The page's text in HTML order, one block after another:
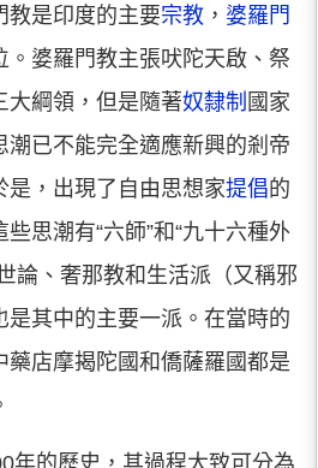
教是印度的主要宗教 ， 婆羅門
。婆羅門教主張吠陀天啟、祭
大綱領，但是隨著奴隸制 國家
潮已不能完全適應新興的剎帝
是，出現了自由思想家提倡的
思潮有“六師”和“九十六種外
論、奢那教和生活派（又稱邪
是其中的主要一派。在當時的
藥店摩揭陀國和僑薩羅國都是
年的歷史，其過程大致可分為